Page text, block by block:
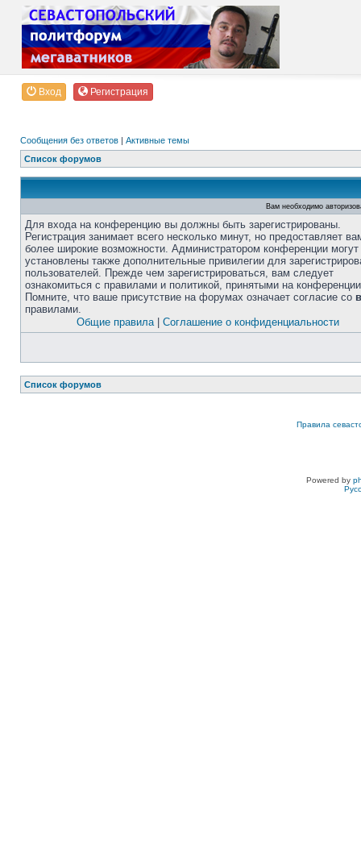
Вход Регистрация
Сообщения без ответов | Активные темы
Список форумов
Вам необходимо
Для входа на конференцию вы должны быть зарегистрированы.
Регистрация занимает всего несколько минут, но предоставляет
более широкие возможности. Администратором конференции
установлены также дополнительные привилегии для
пользователей. Прежде чем зарегистрироваться, вам следует
ознакомиться с правилами и политикой, принятыми на
Помните, что ваше присутствие на форумах означает согласие со
правилами.
Общие правила| Соглашение о конфиденциальности
Список форумов
Правила
Powered by